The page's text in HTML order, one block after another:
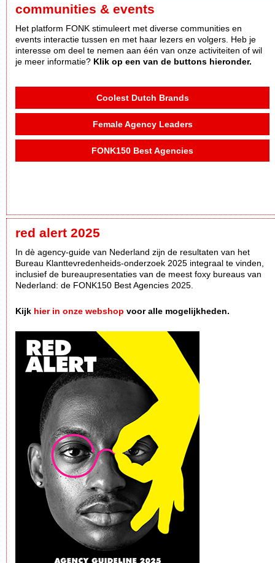
communities & events
Het platform FONK stimuleert met diverse communities en
events interactie tussen en met haar lezers en volgers. Heb je
interesse om deel te nemen aan één van onze activiteiten of wil
je meer informatie? Klik op een van de buttons hieronder.
Coolest Dutch Brands
Female Agency Leaders
FONK150 Best Agencies
red alert 2025
In dè agency-guide van Nederland zijn de resultaten van het
Bureau Klanttevredenheids-onderzoek 2025 integraal te vinden,
inclusief de bureaupresentaties van de meest foxy bureaus van
Nederland: de FONK150 Best Agencies 2025.
Kijk hier in onze webshop voor alle mogelijkheden.